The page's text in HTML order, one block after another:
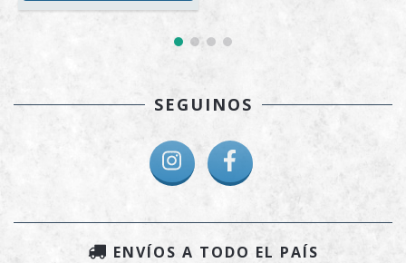
SEGUINOS
ENVÍOS A TODO EL PAÍS